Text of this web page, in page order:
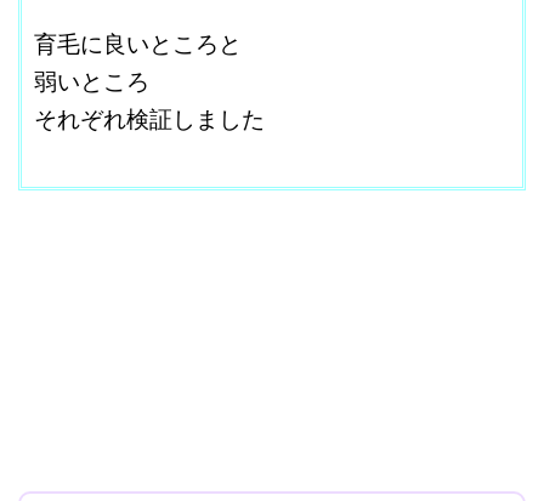
育毛に良いところと
弱いところ
それぞれ検証しました